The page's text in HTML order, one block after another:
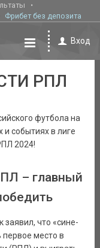
Фрибет без депозита
Вход
РПЛ
футбола на
и событиях в лиге
2024!
– главный
заявил, что «сине-
первое место в